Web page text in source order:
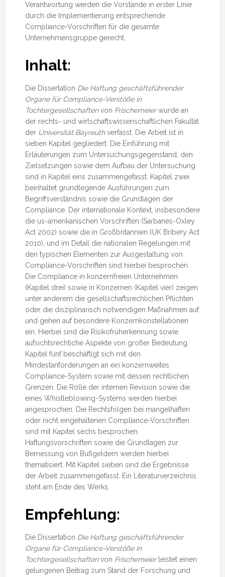
Verantwortung werden die Vorstände in erster Linie
durch die Implementierung entsprechende
Compliance-Vorschriften für die gesamte
Unternehmensgruppe gerecht.
Inhalt:
Die Dissertation Die Haftung geschäftsführender
Organe für Compliance-Verstöße in
Tochtergesellschaftenvon Frischemeierwurde an
der rechts- und wirtschaftswissenschaftlichen Fakultät
der Universität Bayreuthverfasst. Die Arbeit ist in
sieben Kapitel gegliedert. Die Einführung mit
Erläuterungen zum Untersuchungsgegenstand, den
Zielsetzungen sowie dem Aufbau der Untersuchung
sind in Kapitel eins zusammengefasst. Kapitel zwei
beinhaltet grundlegende Ausführungen zum
Begriffsverständnis sowie die Grundlagen der
Compliance. Der internationale Kontext, insbesondere
die us-amerikanischen Vorschriften (Sarbanes-Oxley
Act 2002) sowie die in Großbritannien (UK Bribery Act
2010), und im Detail die nationalen Regelungen mit
den typischen Elementen zur Ausgestaltung von
Compliance-Vorschriften sind hierbei besprochen.
Die Compliance in konzernfreien Unternehmen
(Kapitel drei) sowie in Konzernen (Kapitel vier) zeigen
unter anderem die gesellschaftsrechlichen Pflichten
oder die disziplinarisch notwendigen Maßnahmen auf
und gehen auf besondere Konzernkonstellationen
ein. Hierbei sind die Risikofrüherkennung sowie
aufsichtsrechtiche Aspekte von großer Bedeutung.
Kapitel fünf beschäftigt sich mit den
Mindestanforderungen an ein konzernweites
Compliance-System sowie mit dessen rechtlichen
Grenzen. Die Rolle der internen Revision sowie die
eines Whistleblowing-Systems werden hierbei
angesprochen. Die Rechtsfolgen bei mangelhaften
oder nicht eingehaltenen Compliance-Vorschriften
sind mit Kapitel sechs besprochen.
Haftungsvorschriften sowie die Grundlagen zur
Bemessung von Bußgeldern werden hierbei
thematisiert. Mit Kapitel sieben sind die Ergebnisse
der Arbeit zusammengefasst. Ein Literaturverzeichnis
steht am Ende des Werks.
Empfehlung:
Die Dissertation Die Haftung geschäftsführender
Organe für Compliance-Verstöße in
Tochtergesellschaftenvon Frischemeierleistet einen
gelungenen Beitrag zum Stand der Forschung und